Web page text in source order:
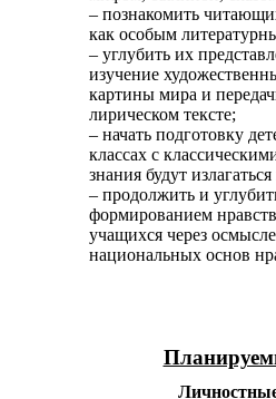
– познакомить
как особым
– углубить их
изучение
картины мира и
лирическом тексте;
– начать подготовку
классах с
знания будут
– продолжить и
формированием
учащихся через
национальных основ